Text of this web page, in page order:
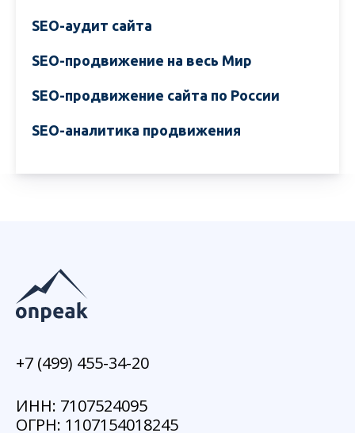
SEO-аудит сайта
SEO-продвижение на весь Мир
SEO-продвижение сайта по России
SEO-аналитика продвижения
+7 (499) 455-34-20
ИНН: 7107524095
ОГРН: 1107154018245